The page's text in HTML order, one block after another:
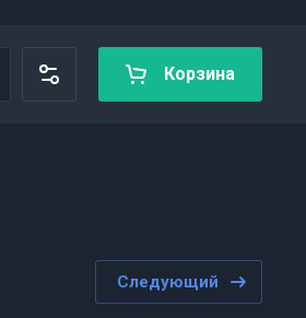
Корзина
Следующий